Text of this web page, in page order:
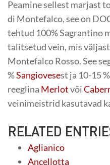
Peamine sellest marjast
di Montefalco, see on
tehtud 100% Sagrantino
talitsetud vein, mis
Montefalco Rosso. See
%Sangiovesest ja 10-15
reeglina Merlotvõi
veinimeistrid kasutavad
RELATED
Aglianico
Ancellotta